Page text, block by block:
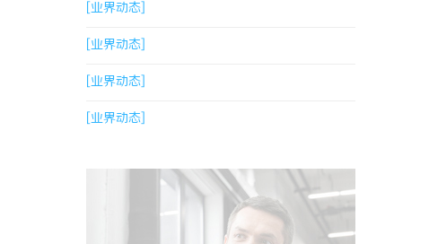
[业界动态]
[业界动态]
[业界动态]
[业界动态]